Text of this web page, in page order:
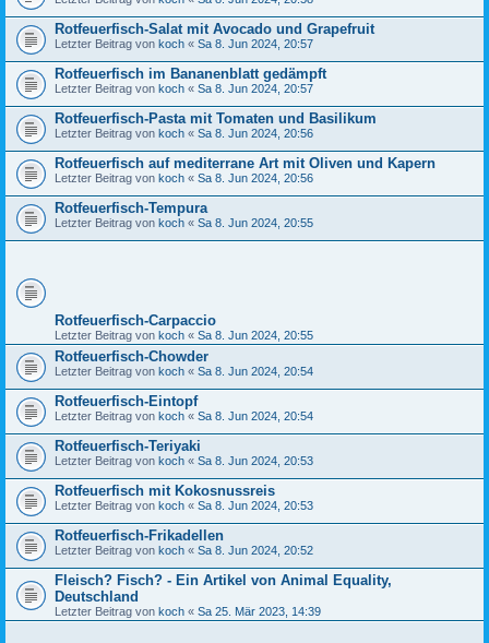
Rotfeuerfisch-Salat mit Avocado und Grapefruit
Letzter Beitrag von koch « Sa 8. Jun 2024, 20:57
Rotfeuerfisch im Bananenblatt gedämpft
Letzter Beitrag von koch « Sa 8. Jun 2024, 20:57
Rotfeuerfisch-Pasta mit Tomaten und Basilikum
Letzter Beitrag von koch « Sa 8. Jun 2024, 20:56
Rotfeuerfisch auf mediterrane Art mit Oliven und Kapern
Letzter Beitrag von koch « Sa 8. Jun 2024, 20:56
Rotfeuerfisch-Tempura
Letzter Beitrag von koch « Sa 8. Jun 2024, 20:55
Rotfeuerfisch-Carpaccio
Letzter Beitrag von koch « Sa 8. Jun 2024, 20:55
Rotfeuerfisch-Chowder
Letzter Beitrag von koch « Sa 8. Jun 2024, 20:54
Rotfeuerfisch-Eintopf
Letzter Beitrag von koch « Sa 8. Jun 2024, 20:54
Rotfeuerfisch-Teriyaki
Letzter Beitrag von koch « Sa 8. Jun 2024, 20:53
Rotfeuerfisch mit Kokosnussreis
Letzter Beitrag von koch « Sa 8. Jun 2024, 20:53
Rotfeuerfisch-Frikadellen
Letzter Beitrag von koch « Sa 8. Jun 2024, 20:52
Fleisch? Fisch? - Ein Artikel von Animal Equality,
Deutschland
Letzter Beitrag von koch « Sa 25. Mär 2023, 14:39